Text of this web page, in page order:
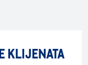
KLIJENATA